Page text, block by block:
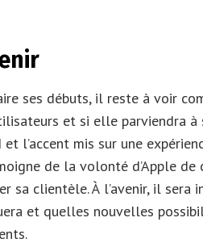
ses débuts, il reste à voir
et si elle parviendra à
l’accent mis sur une
de la volonté d’Apple
sa clientèle. À l’avenir, il sera
et quelles nouvelles